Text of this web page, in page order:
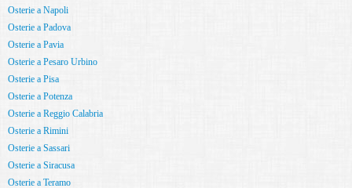
Osterie a Napoli
Osterie a Padova
Osterie a Pavia
Osterie a Pesaro Urbino
Osterie a Pisa
Osterie a Potenza
Osterie a Reggio Calabria
Osterie a Rimini
Osterie a Sassari
Osterie a Siracusa
Osterie a Teramo